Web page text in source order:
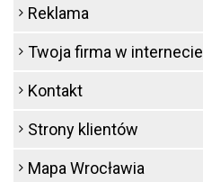
Reklama
Twoja firma w internecie
Kontakt
Strony klientów
Mapa Wrocławia